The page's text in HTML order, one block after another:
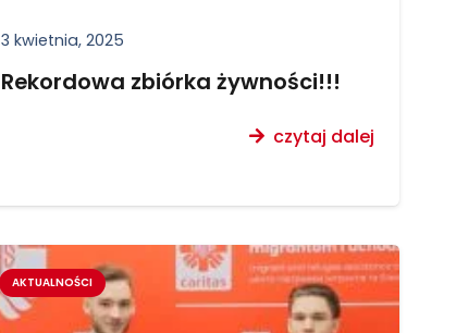
3 kwietnia, 2025
Rekordowa zbiórka żywności!!!
czytaj dalej
AKTUALNOŚCI